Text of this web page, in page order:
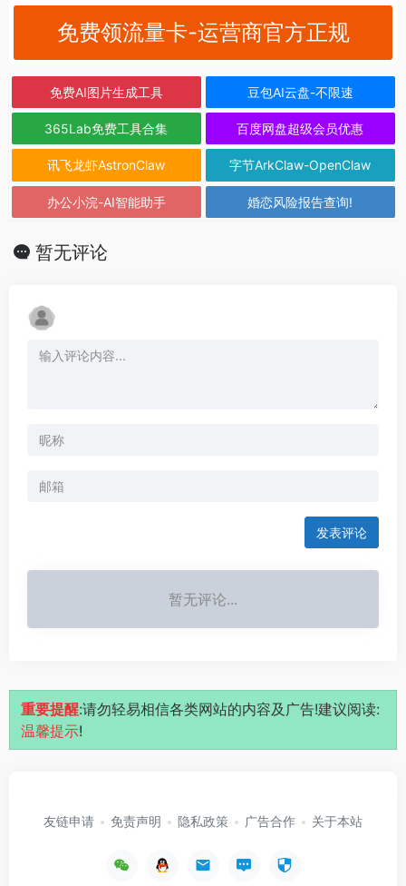
免费领流量卡-运营商官方正规
免费AI图片生成工具 豆包AI云盘-不限速
365Lab免费工具合集 百度网盘超级会员优惠
讯飞龙虾AstronClaw 字节ArkClaw-OpenClaw
办公小浣-AI智能助手 婚恋风险报告查询!
暂无评论
发表评论
暂无评论...
重要提醒:请勿轻易相信各类网站的内容及广告!建议阅读:
温馨提示!
友链申请 免责声明 隐私政策 广告合作 关于本站